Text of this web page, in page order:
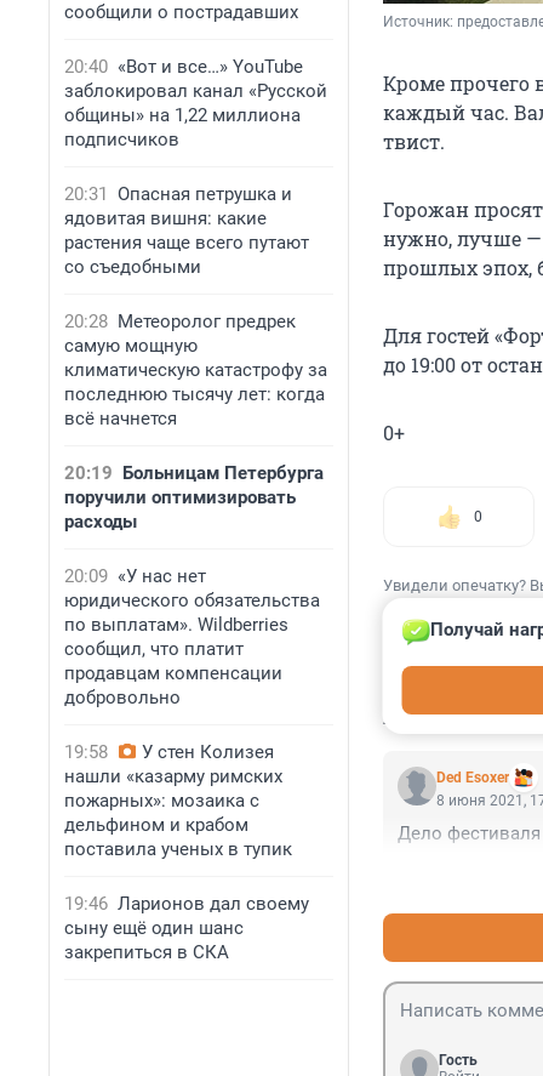
сообщили о пострадавших
20:40 «Вот и все…» YouTube
заблокировал канал «Русской
общины» на 1,22 миллиона
подписчиков
20:31 Опасная петрушка и
ядовитая вишня: какие
растения чаще всего путают
со съедобными
20:28 Метеоролог предрек
самую мощную
климатическую катастрофу за
последнюю тысячу лет: когда
всё начнется
20:19 Больницам Петербурга
поручили оптимизировать
расходы
20:09 «У нас нет
юридического обязательства
по выплатам». Wildberries
сообщил, что платит
продавцам компенсации
добровольно
19:58
У стен Колизея
нашли «казарму римских
пожарных»: мозаика с
дельфином и крабом
поставила ученых в тупик
19:46 Ларионов дал своему
сыну ещё один шанс
закрепиться в СКА
Источник:
Кроме прочего
каждый час.
твист.
Горожан
нужно, лучше —
прошлых эпох,
Для гостей
до 19:00 от
0+
0
Увидели опечатку?
Ded Esoxer
Получай
8 июня 2021,
Дело фестиваля
Гость